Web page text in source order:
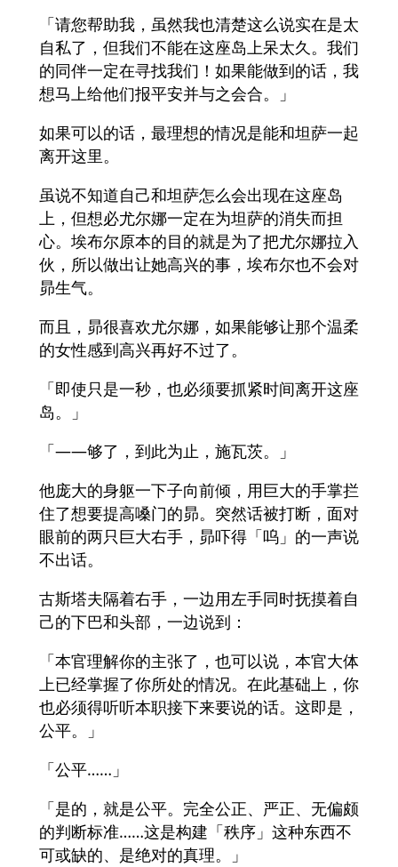
「请您帮助我，虽然我也清楚这么说实在是太
自私了，但我们不能在这座岛上呆太久。我们
的同伴一定在寻找我们！如果能做到的话，我
想马上给他们报平安并与之会合。」
如果可以的话，最理想的情况是能和坦萨一起
离开这里。
虽说不知道自己和坦萨怎么会出现在这座岛
上，但想必尤尔娜一定在为坦萨的消失而担
心。埃布尔原本的目的就是为了把尤尔娜拉入
伙，所以做出让她高兴的事，埃布尔也不会对
昴生气。
而且，昴很喜欢尤尔娜，如果能够让那个温柔
的女性感到高兴再好不过了。
「即使只是一秒，也必须要抓紧时间离开这座
岛。」
「——够了，到此为止，施瓦茨。」
他庞大的身躯一下子向前倾，用巨大的手掌拦
住了想要提高嗓门的昴。突然话被打断，面对
眼前的两只巨大右手，昴吓得「呜」的一声说
不出话。
古斯塔夫隔着右手，一边用左手同时抚摸着自
己的下巴和头部，一边说到：
「本官理解你的主张了，也可以说，本官大体
上已经掌握了你所处的情况。在此基础上，你
也必须得听听本职接下来要说的话。这即是，
公平。」
「公平……」
「是的，就是公平。完全公正、严正、无偏颇
的判断标准……这是构建「秩序」这种东西不
可或缺的、是绝对的真理。」